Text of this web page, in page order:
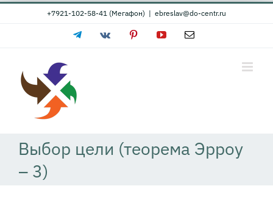
Skip
+7921-102-58-41 (Мегафон) | ebreslav@do-centr.ru
TelegramVk PinterestYouTubeEmail
Выбор цели (теорема Эрроу
– 3)